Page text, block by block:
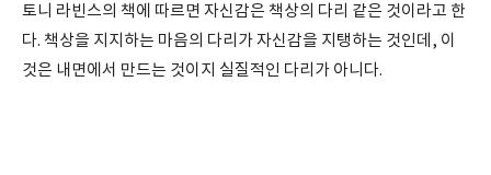
토니 라빈스의 책에 따르면 자신감은 책상의 다리 같은 것이라고 한
다. 책상을 지지하는 마음의 다리가 자신감을 지탱하는 것인데, 이
것은 내면에서 만드는 것이지 실질적인 다리가 아니다.